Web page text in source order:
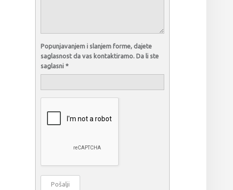
Popunjavanjem i slanjem forme, dajete
saglasnost da vas kontaktiramo. Da li ste
saglasni *
Pošalji